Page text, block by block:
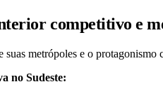
competitivo e
suas metrópoles e o
no Sudeste: